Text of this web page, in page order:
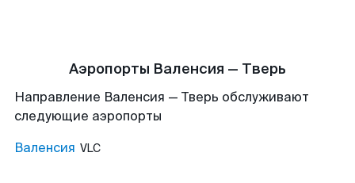
Аэропорты Валенсия — Тверь
Направление Валенсия — Тверь обслуживают
следующие аэропорты
Валенсия VLC